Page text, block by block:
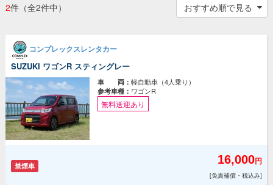
2件（全2件中）
コンプレックスレンタカー
SUZUKI ワゴンR スティングレー
車 両： 軽自動車（4人乗り）
参考車種： ワゴンR
無料送迎あり
禁煙車 16,000円
[免責補償・税込み]